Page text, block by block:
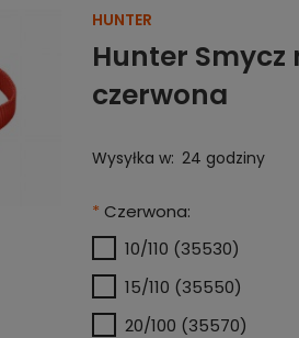
HUNTER
Hunter
czerwona
Wysyłka w: 24 godziny
* Czerwona:
10/110 (35530)
15/110 (35550)
20/100 (35570)